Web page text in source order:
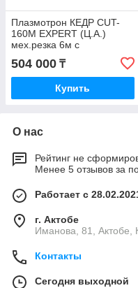
Плазмотрон КЕДР CUT-
160M EXPERT (Ц.А.)
мех.резка 6м c
морозоустойчивым
шлейфом
504 000 ₸
Купить
О нас
Рейтинг не
Менее 5 отзывов за
Работает с
г. Актобе
Иманова, 81, Актобе,
Контакты
Сегодня выходной